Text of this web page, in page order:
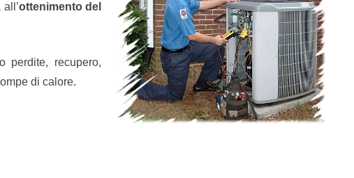
ottenimento del
perdite, recupero,
di calore.